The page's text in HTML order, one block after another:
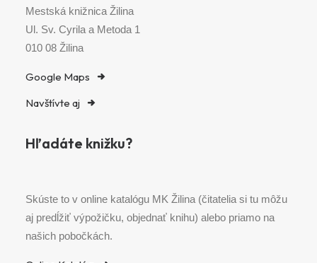
Mestská knižnica Žilina
Ul. Sv. Cyrila a Metoda 1
010 08 Žilina
Google Maps
Navštívte aj
Hľadáte knižku?
Skúste to v online katalógu MK Žilina (čitatelia si tu môžu
aj predĺžiť výpožičku, objednať knihu) alebo priamo na
našich pobočkách.